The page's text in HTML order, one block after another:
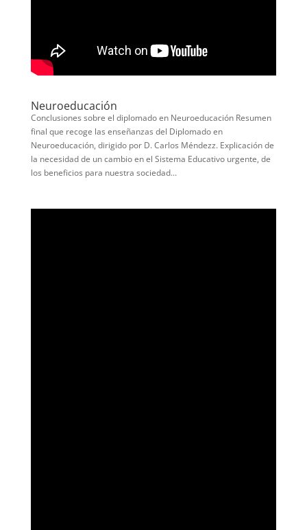
Neuroeducación
Conclusiones sobre el diplomado en Neuroeducación Resumen
final que recoge las enseñanzas del Diplomado en
Neuroeducación, dirigido por D. Carlos Méndezz. Explicación de
la necesidad de un cambio en el Sistema Educativo urgente, de
los beneficios para nuestra sociedad...